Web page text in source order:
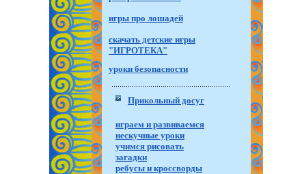
игры про лошадей
скачать детские игры
"ИГРОТЕКА"
уроки безопасности
Прикольный досуг
играем и развиваемся
нескучные уроки
учимся рисовать
загадки
ребусы и кроссворды